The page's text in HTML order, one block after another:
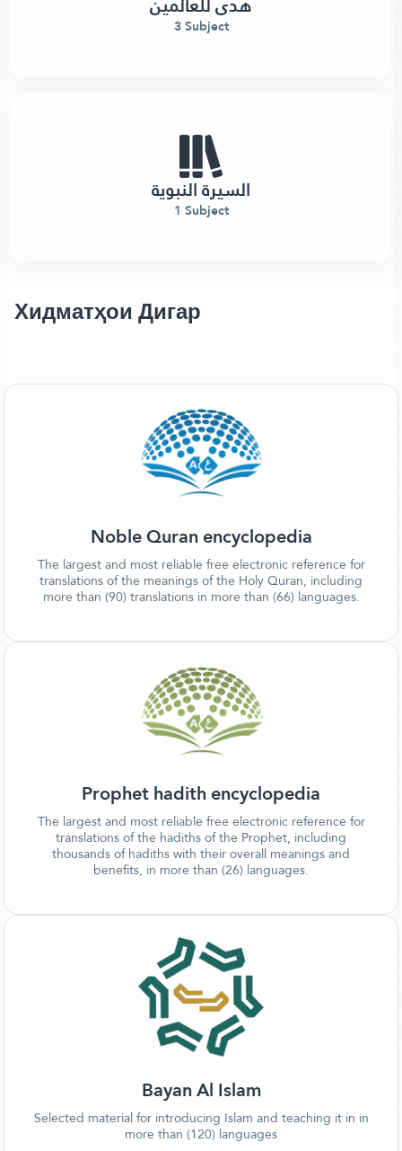
3 Subject
السيرة النبوية
1 Subject
Хидматҳои Дигар
Noble Quran encyclopedia
The largest and most reliable free electronic reference for
translations of the meanings of the Holy Quran, including
more than (90) translations in more than (66) languages.
Prophet hadith encyclopedia
The largest and most reliable free electronic reference for
translations of the hadiths of the Prophet, including
thousands of hadiths with their overall meanings and
benefits, in more than (26) languages.
Bayan Al Islam
Selected material for introducing Islam and teaching it in in
more than (120) languages